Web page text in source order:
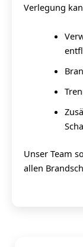
Verlegung
Unser Team
allen